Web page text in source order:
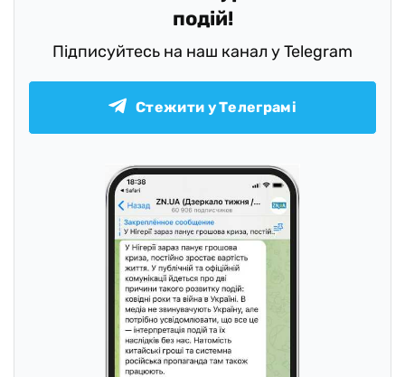
Залишайтесь в курсі останніх
Стежити у Телеграмі